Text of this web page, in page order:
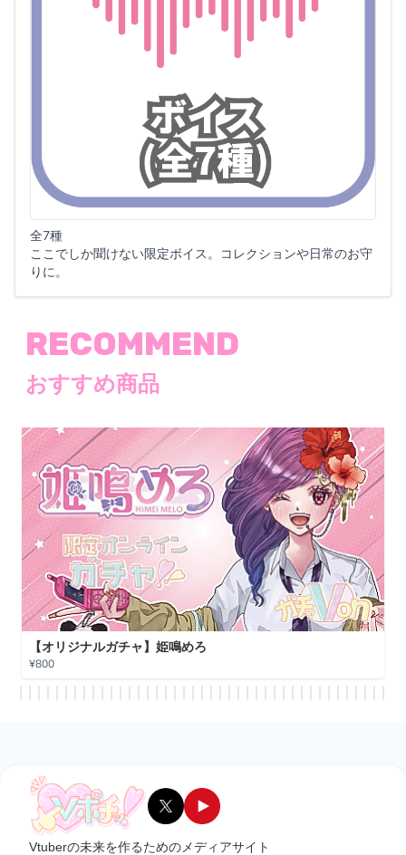
全7種
ここでしか聞けない限定ボイス。コレクションや日常のお守
りに。
RECOMMEND
おすすめ商品
【コラボガチャ】輝月兎愛
¥800
Vtuberの未来を作るためのメディアサイト